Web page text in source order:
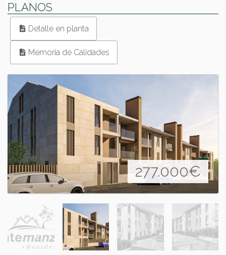
PLANOS
Detalle en planta
Memoria de Calidades
277.000€